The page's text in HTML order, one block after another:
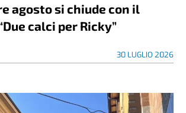
agosto si chiude con il
calci per Ricky”
30 LUGLIO 2026